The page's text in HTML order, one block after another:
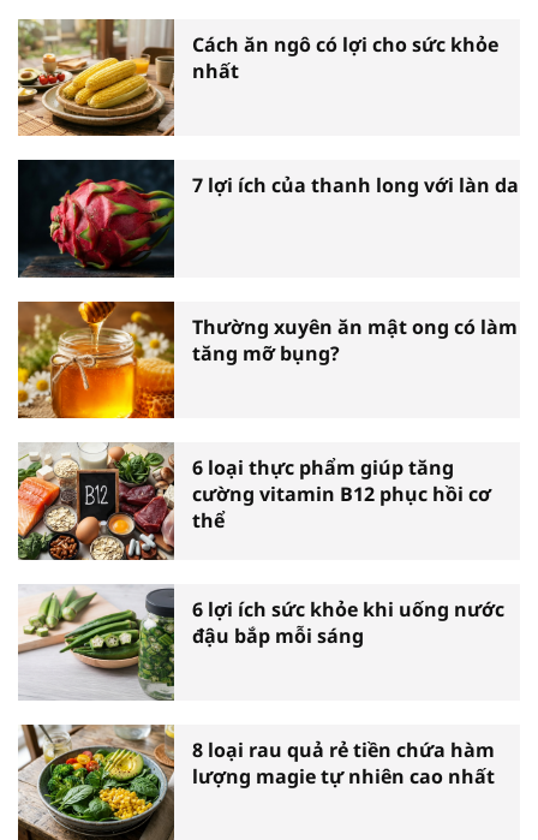
Cách ăn ngô có lợi cho sức khỏe
nhất
7 lợi ích của thanh long với làn da
Thường xuyên ăn mật ong có làm
tăng mỡ bụng?
6 loại thực phẩm giúp tăng
cường vitamin B12 phục hồi cơ
thể
6 lợi ích sức khỏe khi uống nước
đậu bắp mỗi sáng
8 loại rau quả rẻ tiền chứa hàm
lượng magie tự nhiên cao nhất